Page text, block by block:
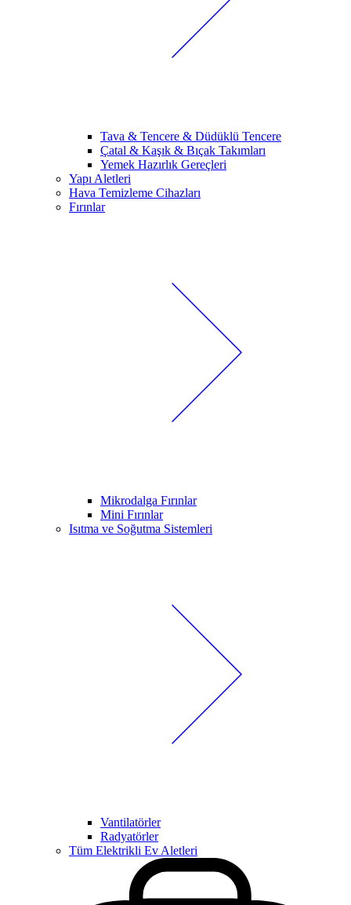
Tava & Tencere & Düdüklü Tencere
Çatal & Kaşık & Bıçak Takımları
Yemek Hazırlık Gereçleri
Yapı Aletleri
Hava Temizleme Cihazları
Fırınlar
Mikrodalga Fırınlar
Mini Fırınlar
Isıtma ve Soğutma Sistemleri
Vantilatörler
Radyatörler
Tüm Elektrikli Ev Aletleri